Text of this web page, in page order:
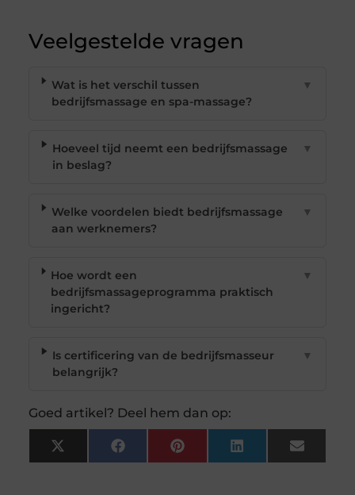
Veelgestelde vragen
Wat is het verschil tussen
bedrijfsmassage en spa-massage?
▼
Hoeveel tijd neemt een bedrijfsmassage
in beslag?
▼
Welke voordelen biedt bedrijfsmassage
aan werknemers?
▼
Hoe wordt een
bedrijfsmassageprogramma praktisch
ingericht?
▼
Is certificering van de bedrijfsmasseur
belangrijk?
▼
Goed artikel? Deel hem dan op:
X
(Twitter)
FacebookPinterest LinkedIn Email